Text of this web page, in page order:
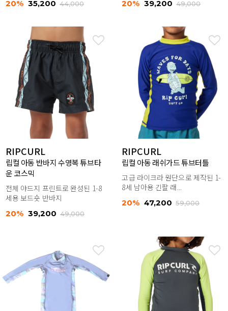
20% 35,200 44,000 20% 39,200 49,000
RIPCURL
립컬 아동 반바지 수영복 튜브타
운 코스믹
전체 야드지 프린트로 완성된 1-8
세용 보드숏 반바지
20% 39,200 49,000
RIPCURL
립컬 아동 래쉬가드 튜브터틀
고급 라이크라 원단으로 제작된 1-
8세 남아용 긴팔 래...
20% 47,200 59,000